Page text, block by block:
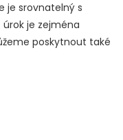
je srovnatelný s
je zejména
poskytnout také